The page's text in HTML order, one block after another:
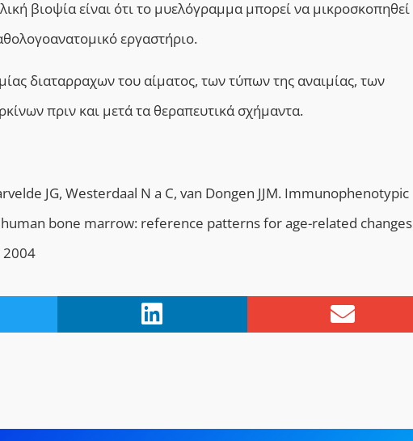
βιοψία είναι ότι το μυελόγραμμα μπορεί να μικροσκοπηθεί
εργαστήριο.
διαταρραχων του αίματος, των τύπων της αναιμίας, των
πριν και μετά τα θεραπευτικά σχήμαντα.
JG, Westerdaal N a C, van Dongen JJM. Immunophenotypic
bone marrow: reference patterns for age-related changes
2004